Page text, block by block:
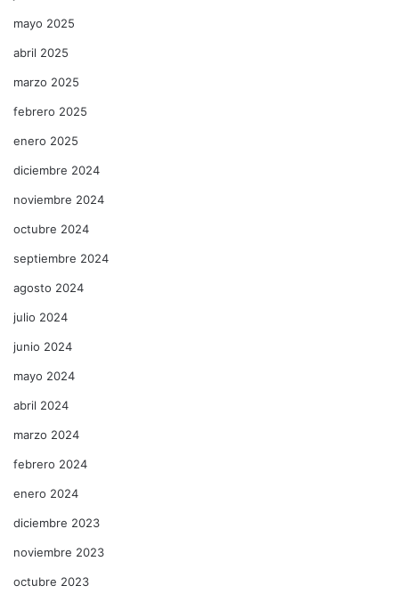
mayo 2025
abril 2025
marzo 2025
febrero 2025
enero 2025
diciembre 2024
noviembre 2024
octubre 2024
septiembre 2024
agosto 2024
julio 2024
junio 2024
mayo 2024
abril 2024
marzo 2024
febrero 2024
enero 2024
diciembre 2023
noviembre 2023
octubre 2023